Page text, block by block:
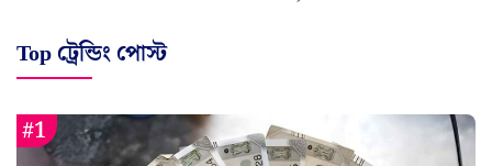
Top ট্রেন্ডিং পোস্ট